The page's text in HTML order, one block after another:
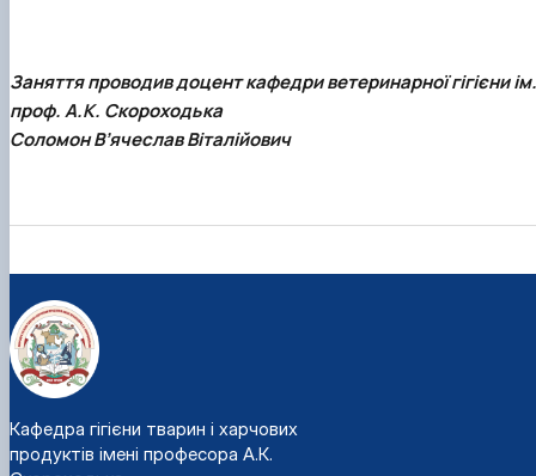
Заняття проводив доцент кафедри ветеринарної гігієни ім.
проф. А.К. Скороходька
Соломон В’ячеслав Віталійович
Кафедра гігієни тварин і харчових
продуктів імені професора А.К.